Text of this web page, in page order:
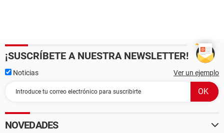
¡SUSCRÍBETE A NUESTRA NEWSLETTER!
Noticias Ver un ejemplo
NOVEDADES